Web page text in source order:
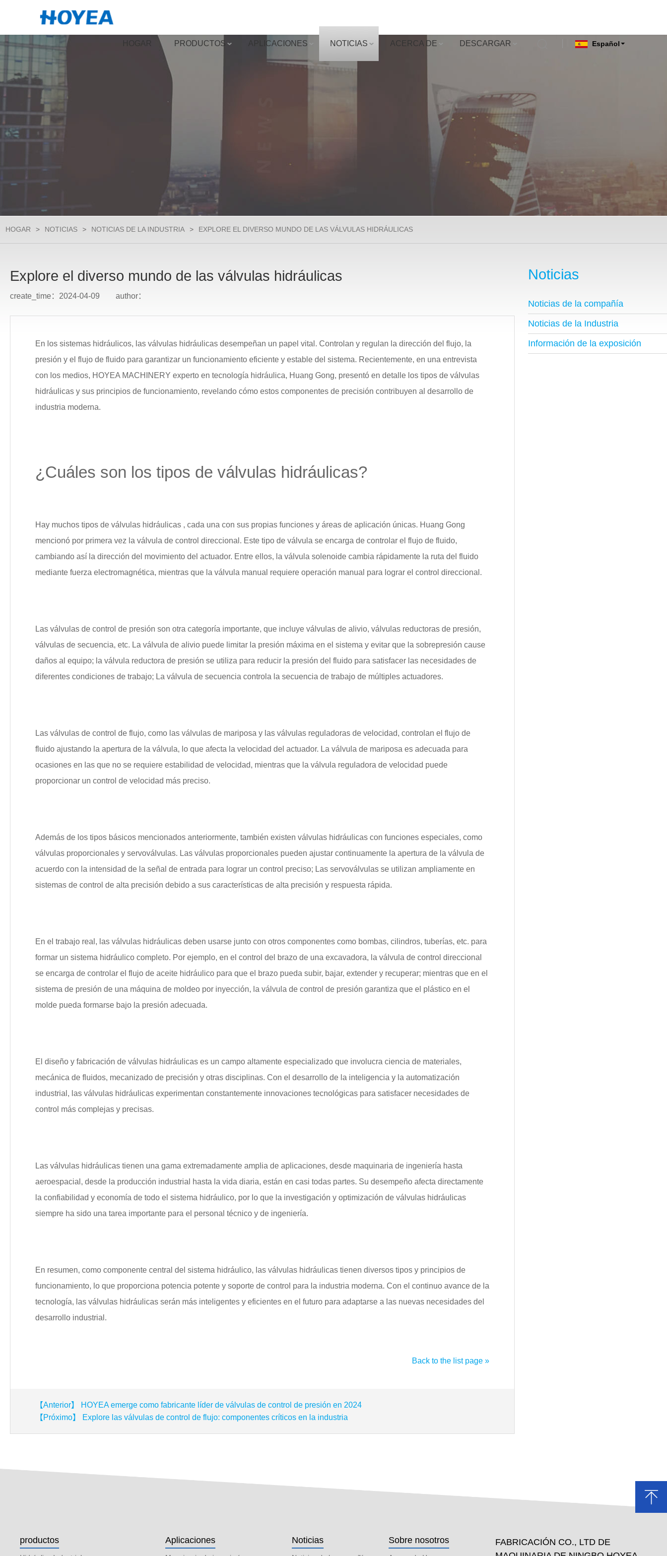
HOGAR PRODUCTOS APLICACIONES NOTICIAS ACERCA DE DESCARGAR Español
HOGAR > NOTICIAS > NOTICIAS DE LA INDUSTRIA > EXPLORE EL DIVERSO MUNDO DE LAS VÁLVULAS HIDRÁULICAS
Noticias
Noticias de la compañía
Noticias de la Industria
Información de la exposición
Explore el diverso mundo de las válvulas hidráulicas
create_time：2024-04-09 author：
En los sistemas hidráulicos, las válvulas hidráulicas desempeñan un papel vital. Controlan y regulan la dirección del flujo, la
presión y el flujo de fluido para garantizar un funcionamiento eficiente y estable del sistema. Recientemente, en una entrevista
con los medios, HOYEA MACHINERY experto en tecnología hidráulica, Huang Gong, presentó en detalle los tipos de válvulas
hidráulicas y sus principios de funcionamiento, revelando cómo estos componentes de precisión contribuyen al desarrollo de
industria moderna.
¿Cuáles son los tipos de válvulas hidráulicas?
Hay muchos tipos de válvulas hidráulicas , cada una con sus propias funciones y áreas de aplicación únicas. Huang Gong
mencionó por primera vez la válvula de control direccional. Este tipo de válvula se encarga de controlar el flujo de fluido,
cambiando así la dirección del movimiento del actuador. Entre ellos, la válvula solenoide cambia rápidamente la ruta del fluido
mediante fuerza electromagnética, mientras que la válvula manual requiere operación manual para lograr el control direccional.
Las válvulas de control de presión son otra categoría importante, que incluye válvulas de alivio, válvulas reductoras de presión,
válvulas de secuencia, etc. La válvula de alivio puede limitar la presión máxima en el sistema y evitar que la sobrepresión cause
daños al equipo; la válvula reductora de presión se utiliza para reducir la presión del fluido para satisfacer las necesidades de
diferentes condiciones de trabajo; La válvula de secuencia controla la secuencia de trabajo de múltiples actuadores.
Las válvulas de control de flujo, como las válvulas de mariposa y las válvulas reguladoras de velocidad, controlan el flujo de
fluido ajustando la apertura de la válvula, lo que afecta la velocidad del actuador. La válvula de mariposa es adecuada para
ocasiones en las que no se requiere estabilidad de velocidad, mientras que la válvula reguladora de velocidad puede
proporcionar un control de velocidad más preciso.
Además de los tipos básicos mencionados anteriormente, también existen válvulas hidráulicas con funciones especiales, como
válvulas proporcionales y servoválvulas. Las válvulas proporcionales pueden ajustar continuamente la apertura de la válvula de
acuerdo con la intensidad de la señal de entrada para lograr un control preciso; Las servoválvulas se utilizan ampliamente en
sistemas de control de alta precisión debido a sus características de alta precisión y respuesta rápida.
En el trabajo real, las válvulas hidráulicas deben usarse junto con otros componentes como bombas, cilindros, tuberías, etc. para
formar un sistema hidráulico completo. Por ejemplo, en el control del brazo de una excavadora, la válvula de control direccional
se encarga de controlar el flujo de aceite hidráulico para que el brazo pueda subir, bajar, extender y recuperar; mientras que en el
sistema de presión de una máquina de moldeo por inyección, la válvula de control de presión garantiza que el plástico en el
molde pueda formarse bajo la presión adecuada.
El diseño y fabricación de válvulas hidráulicas es un campo altamente especializado que involucra ciencia de materiales,
mecánica de fluidos, mecanizado de precisión y otras disciplinas. Con el desarrollo de la inteligencia y la automatización
industrial, las válvulas hidráulicas experimentan constantemente innovaciones tecnológicas para satisfacer necesidades de
control más complejas y precisas.
Las válvulas hidráulicas tienen una gama extremadamente amplia de aplicaciones, desde maquinaria de ingeniería hasta
aeroespacial, desde la producción industrial hasta la vida diaria, están en casi todas partes. Su desempeño afecta directamente
la confiabilidad y economía de todo el sistema hidráulico, por lo que la investigación y optimización de válvulas hidráulicas
siempre ha sido una tarea importante para el personal técnico y de ingeniería.
En resumen, como componente central del sistema hidráulico, las válvulas hidráulicas tienen diversos tipos y principios de
funcionamiento, lo que proporciona potencia potente y soporte de control para la industria moderna. Con el continuo avance de la
tecnología, las válvulas hidráulicas serán más inteligentes y eficientes en el futuro para adaptarse a las nuevas necesidades del
desarrollo industrial.
Back to the list page »
【Anterior】 HOYEA emerge como fabricante líder de válvulas de control de presión en 2024
【Próximo】 Explore las válvulas de control de flujo: componentes críticos en la industria
productos Aplicaciones Noticias Sobre nosotros
FABRICACIÓN CO., LTD DE